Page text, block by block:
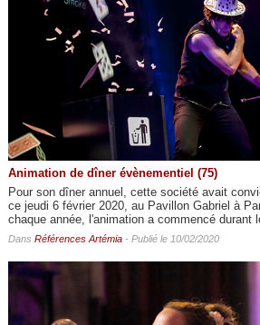
Animation de dîner évènementiel (75)
Pour son dîner annuel, cette société avait
ce jeudi 6 février 2020, au Pavillon Gabriel à
chaque année, l'animation a commencé durant
Dans Références Artémia- Publié le 10/02/2020